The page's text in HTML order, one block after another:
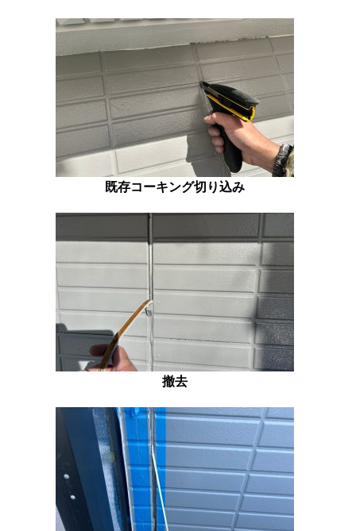
既存コーキング切り込み
撤去